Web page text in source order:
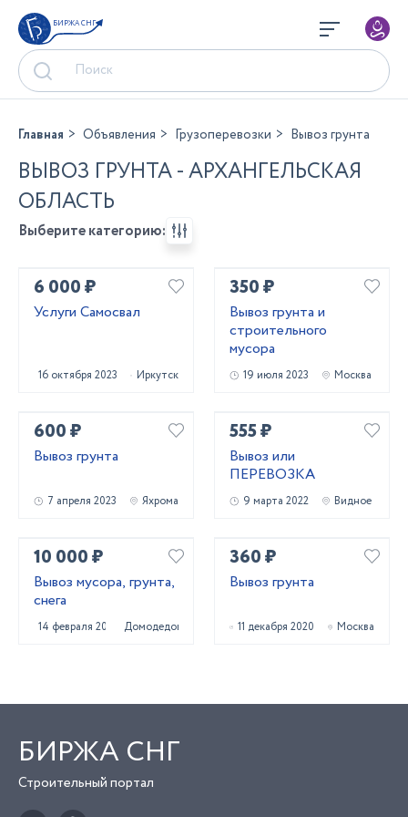
БИРЖА СНГ
Главная Объявления Грузоперевозки Вывоз грунта
ВЫВОЗ ГРУНТА - АРХАНГЕЛЬСКАЯ
ОБЛАСТЬ
Выберите категорию:
6 000 ₽
Услуги Самосвал
16 октября 2023 Иркутск
350 ₽
Вывоз грунта и
строительного
мусора
19 июля 2023 Москва
600 ₽
Вывоз грунта
7 апреля 2023 Яхрома
555 ₽
Вывоз или
ПЕРЕВОЗКА
9 марта 2022 Видное
10 000 ₽
Вывоз мусора, грунта,
снега
14 февраля 2022 Домодедово
360 ₽
Вывоз грунта
11 декабря 2020 Москва
БИРЖА СНГ
Строительный портал